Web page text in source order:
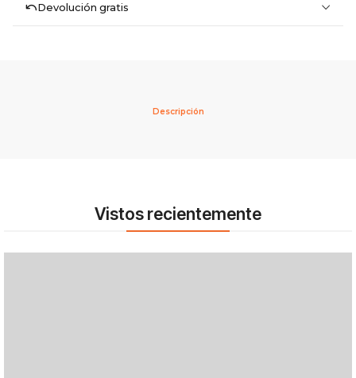
Devolución gratis
Descripción
Vistos recientemente